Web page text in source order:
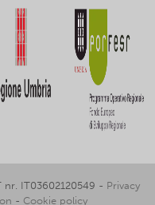
nr. IT03602120549 - Privacy
- Cookie policy